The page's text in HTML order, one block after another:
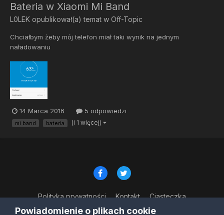
Bateria w Xiaomi Mi Band
L0LEK opublikował(a) temat w Off-Topic
Chciałbym żeby mój telefon miał taki wynik na jednym
naładowaniu
14 Marca 2016 5 odpowiedzi
mi band bateria (i 1 więcej)
Polityka prywatności Kontakt Ciasteczka
© Copyright 2023
Powiadomienie o plikach cookie